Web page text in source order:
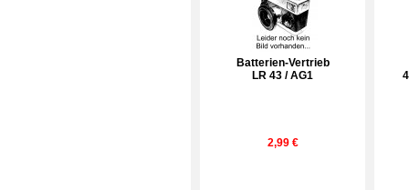
Batterien-Vertrieb
LR 43 / AG1
2,99 €